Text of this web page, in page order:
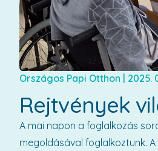
Országos Papi Otthon 2025.
Rejtvények
A mai napon a foglalkozás
megoldásával foglalkoztunk.